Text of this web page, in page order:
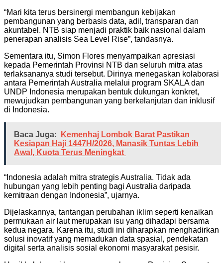
“Mari kita terus bersinergi membangun kebijakan
pembangunan yang berbasis data, adil, transparan dan
akuntabel. NTB siap menjadi praktik baik nasional dalam
penerapan analisis Sea Level Rise”, tandasnya.
Sementara itu, Simon Flores menyampaikan apresiasi
kepada Pemerintah Provinsi NTB dan seluruh mitra atas
terlaksananya studi tersebut. Dirinya menegaskan kolaborasi
antara Pemerintah Australia melalui program SKALA dan
UNDP Indonesia merupakan bentuk dukungan konkret,
mewujudkan pembangunan yang berkelanjutan dan inklusif
di Indonesia.
Baca Juga:
Kemenhaj Lombok Barat Pastikan
Kesiapan Haji 1447H/2026, Manasik Tuntas Lebih
Awal, Kuota Terus Meningkat
“Indonesia adalah mitra strategis Australia. Tidak ada
hubungan yang lebih penting bagi Australia daripada
kemitraan dengan Indonesia”, ujarnya.
Dijelaskannya, tantangan perubahan iklim seperti kenaikan
permukaan air laut merupakan isu yang dihadapi bersama
kedua negara. Karena itu, studi ini diharapkan menghadirkan
solusi inovatif yang memadukan data spasial, pendekatan
digital serta analisis sosial ekonomi masyarakat pesisir.